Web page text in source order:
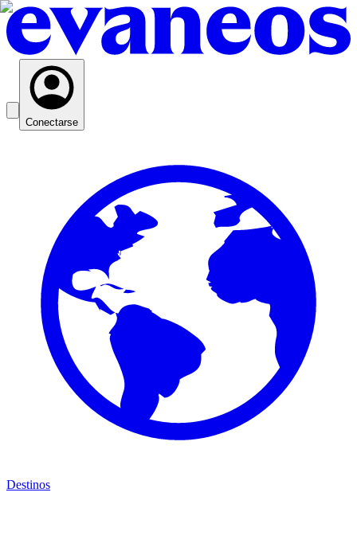
Conectarse
Destinos